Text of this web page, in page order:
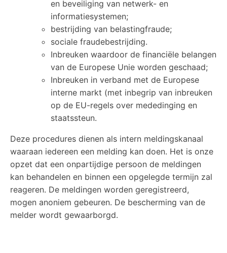
en beveiliging van netwerk- en
informatiesystemen;
bestrijding van belastingfraude;
sociale fraudebestrijding.
Inbreuken waardoor de financiële belangen
van de Europese Unie worden geschaad;
Inbreuken in verband met de Europese
interne markt (met inbegrip van inbreuken
op de EU-regels over mededinging en
staatssteun.
Deze procedures dienen als intern meldingskanaal
waaraan iedereen een melding kan doen. Het is onze
opzet dat een onpartijdige persoon de meldingen
kan behandelen en binnen een opgelegde termijn zal
reageren. De meldingen worden geregistreerd,
mogen anoniem gebeuren. De bescherming van de
melder wordt gewaarborgd.